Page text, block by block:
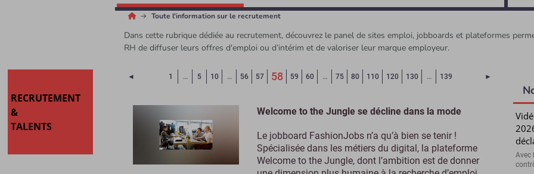
Toute l'information sur le recrutement
Dans cette rubrique dédiée au recrutement, découvrez le panel de sites emploi, jobboards et plateformes
RH de diffuser leurs offres d'emploi ou d’intérim et de valoriser leur marque employeur.
RECRUTEMENT
&
TALENTS
◄ Page précédente
1 … 5 10 … 56 57 58(Page courante)
59 60 … 75 80 110 120 130 … 139 ►
Welcome to the Jungle se décline dans la mode
Le jobboard FashionJobs n’a qu’à bien se tenir !
Spécialisée dans les métiers du digital, la plateforme
Welcome to the Jungle, dont l’ambition est de donner
Avec